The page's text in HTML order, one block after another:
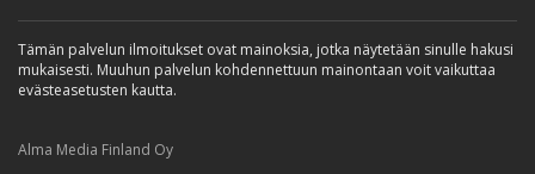
Tämän palvelun ilmoitukset ovat mainoksia, jotka näytetään sinulle hakusi
mukaisesti. Muuhun palvelun kohdennettuun mainontaan voit vaikuttaa
evästeasetusten kautta.
Alma Media Finland Oy